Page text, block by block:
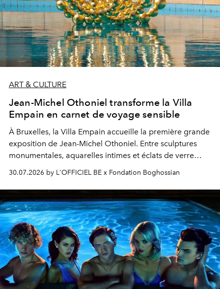
ART & CULTURE
Jean-Michel Othoniel transforme la Villa
Empain en carnet de voyage sensible
À Bruxelles, la Villa Empain accueille la première grande
exposition de Jean-Michel Othoniel. Entre sculptures
monumentales, aquarelles intimes et éclats de verre
émotionnel où chaque œuvre devient le souvenir
lumineux d’un voyage, d’une rencontre ou d’un
émerveillement.
30.07.2026 by L'OFFICIEL BE x Fondation Boghossian